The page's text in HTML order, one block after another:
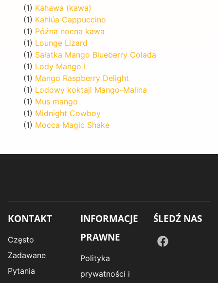
(1) Kahawa (kawa)
(1) Kahlúa Cappuccino
(1) Późna nocna kawa
(1) Lounge Lizard
(1) Sałatka Mango Blueberry Colada
(1) Lody Mango I
(1) Mango Raspberry Delight
(1) Lodowy koktajl Mango-Malina
(1) Mus mango
(1) Midnight Cowboy
(1) Mocca Magic Shake
KONTAKT
Często
Zadawane
Pytania
INFORMACJE
PRAWNE
Polityka
prywatności i
ŚLEDŹ NAS